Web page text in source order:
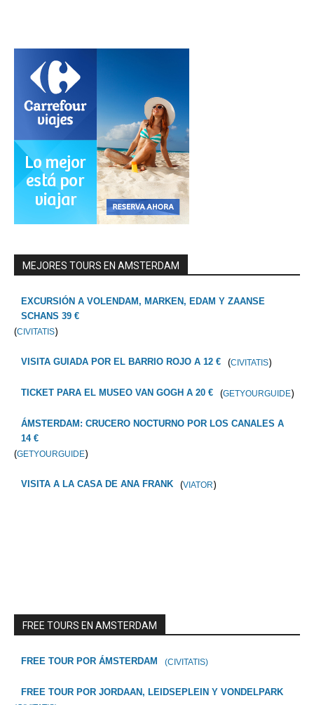
MEJORES TOURS EN AMSTERDAM
EXCURSIÓN A VOLENDAM, MARKEN, EDAM Y ZAANSE
SCHANS 39 €
(CIVITATIS)
VISITA GUIADA POR EL BARRIO ROJO A 12 € (CIVITATIS)
TICKET PARA EL MUSEO VAN GOGH A 20 € (GETYOURGUIDE)
ÁMSTERDAM: CRUCERO NOCTURNO POR LOS CANALES A
14 €
(GETYOURGUIDE)
VISITA A LA CASA DE ANA FRANK (VIATOR)
FREE TOURS EN AMSTERDAM
FREE TOUR POR ÁMSTERDAM (CIVITATIS)
FREE TOUR POR JORDAAN, LEIDSEPLEIN Y VONDELPARK